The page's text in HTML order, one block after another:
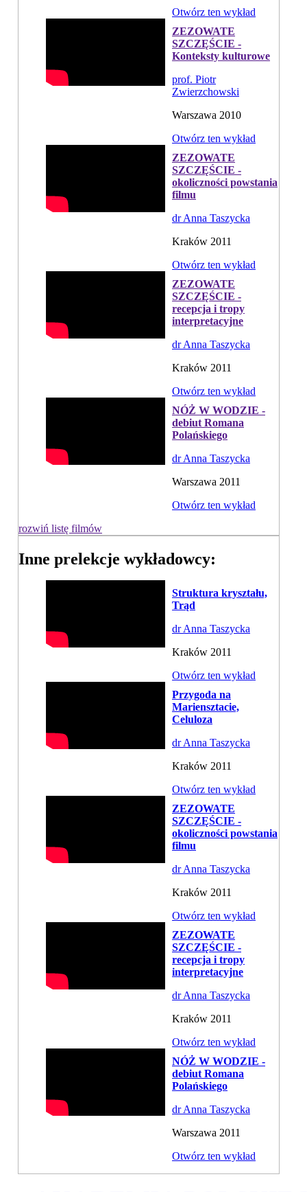
Otwórz ten wykład
ZEZOWATE
SZCZĘŚCIE -
Konteksty kulturowe
prof. Piotr
Zwierzchowski
Warszawa 2010
Otwórz ten wykład
ZEZOWATE
SZCZĘŚCIE -
okoliczności powstania
filmu
dr Anna Taszycka
Kraków 2011
Otwórz ten wykład
ZEZOWATE
SZCZĘŚCIE -
recepcja i tropy
interpretacyjne
dr Anna Taszycka
Kraków 2011
Otwórz ten wykład
NÓŻ W WODZIE -
debiut Romana
Polańskiego
dr Anna Taszycka
Warszawa 2011
Otwórz ten wykład
rozwiń listę filmów
Inne prelekcje wykładowcy:
Struktura kryształu,
Trąd
dr Anna Taszycka
Kraków 2011
Otwórz ten wykład
Przygoda na
Mariensztacie,
Celuloza
dr Anna Taszycka
Kraków 2011
Otwórz ten wykład
ZEZOWATE
SZCZĘŚCIE -
okoliczności powstania
filmu
dr Anna Taszycka
Kraków 2011
Otwórz ten wykład
ZEZOWATE
SZCZĘŚCIE -
recepcja i tropy
interpretacyjne
dr Anna Taszycka
Kraków 2011
Otwórz ten wykład
NÓŻ W WODZIE -
debiut Romana
Polańskiego
dr Anna Taszycka
Warszawa 2011
Otwórz ten wykład